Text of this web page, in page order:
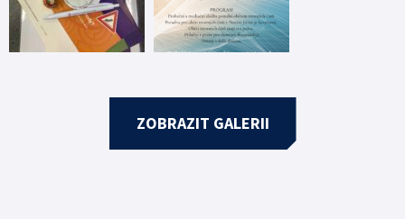
ZOBRAZIT GALERII